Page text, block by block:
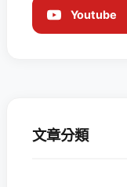
Youtube
文章分類